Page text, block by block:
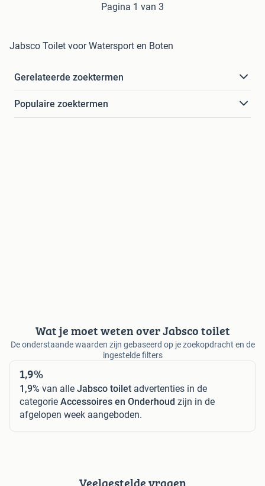
Pagina 1 van 3
Jabsco Toilet voor Watersport en Boten
Gerelateerde zoektermen
Populaire zoektermen
Wat je moet weten over Jabsco toilet
De onderstaande waarden zijn gebaseerd op je zoekopdracht en de
ingestelde filters
1,9%
1,9% van alle Jabsco toilet advertenties in de
categorie Accessoires en Onderhoud zijn in de
afgelopen week aangeboden.